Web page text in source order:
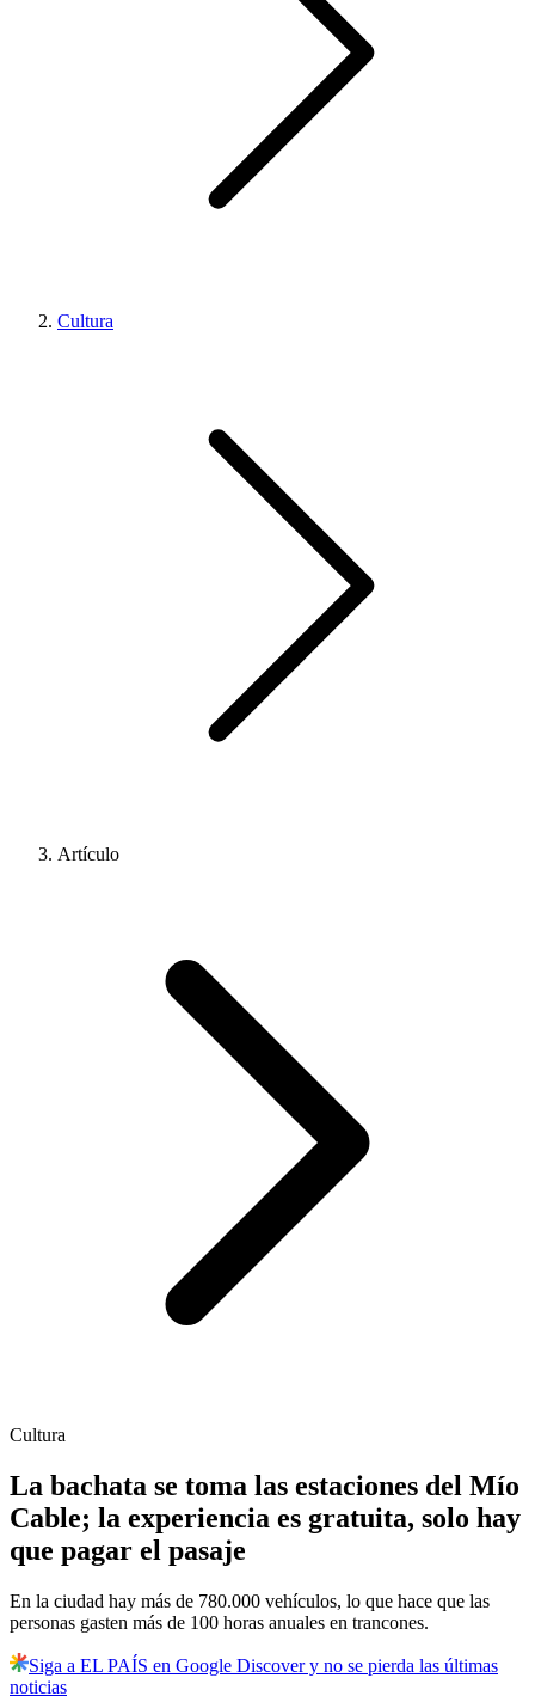
Cultura
Artículo
Cultura
La bachata se toma las estaciones del Mío
Cable; la experiencia es gratuita, solo hay
que pagar el pasaje
En la ciudad hay más de 780.000 vehículos, lo que hace que las
personas gasten más de 100 horas anuales en trancones.
Siga a EL PAÍS en Google Discover y no se pierda las últimas
noticias